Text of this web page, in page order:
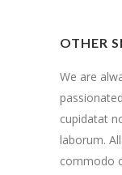
OTHER
We are
cupidatat
laborum.
commodo